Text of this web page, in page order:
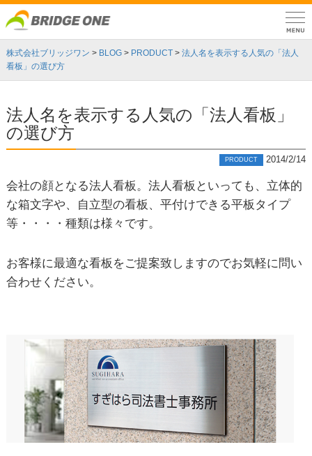
株式会社ブリッジワン > BLOG > PRODUCT > 法人名を表示する人気の「法人
看板」の選び方
法人名を表示する人気の「法人看板」
の選び方
PRODUCT 2014/2/14
会社の顔となる法人看板。法人看板といっても、立体的
な箱文字や、自立型の看板、平付けできる平板タイプ
等・・・・種類は様々です。
お客様に最適な看板をご提案致しますのでお気軽に問い
合わせください。